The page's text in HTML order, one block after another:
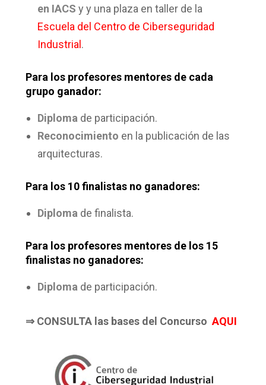
en IACS y y una plaza en taller de la
Escuela del Centro de Ciberseguridad
Industrial .
Para los profesores mentores de cada
grupo ganador:
Diploma de participación.
Reconocimiento en la publicación de las
arquitecturas.
Para los 10 finalistas no ganadores:
Diploma de finalista.
Para los profesores mentores de los 15
finalistas no ganadores:
Diploma de participación.
⇒ CONSULTA las bases del Concurso AQUI